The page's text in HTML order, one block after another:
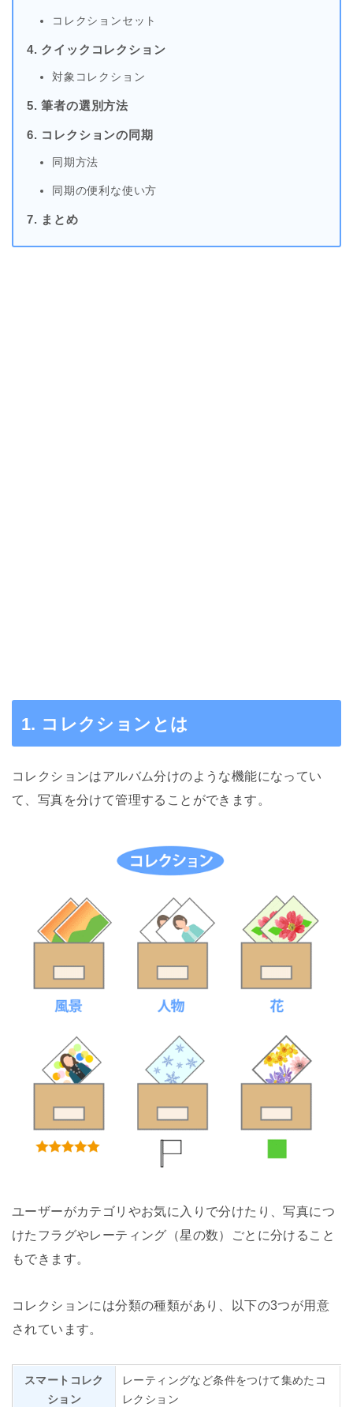
コレクションセット
4. クイックコレクション
対象コレクション
5. 筆者の選別方法
6. コレクションの同期
同期方法
同期の便利な使い方
7. まとめ
1. コレクションとは
コレクションはアルバム分けのような機能になってい
て、写真を分けて管理することができます。
ユーザーがカテゴリやお気に入りで分けたり、写真につ
けたフラグやレーティング（星の数）ごとに分けること
もできます。
コレクションには分類の種類があり、以下の3つが用意
されています。
スマートコレク
ション
レーティングなど条件をつけて集めたコ
レクション